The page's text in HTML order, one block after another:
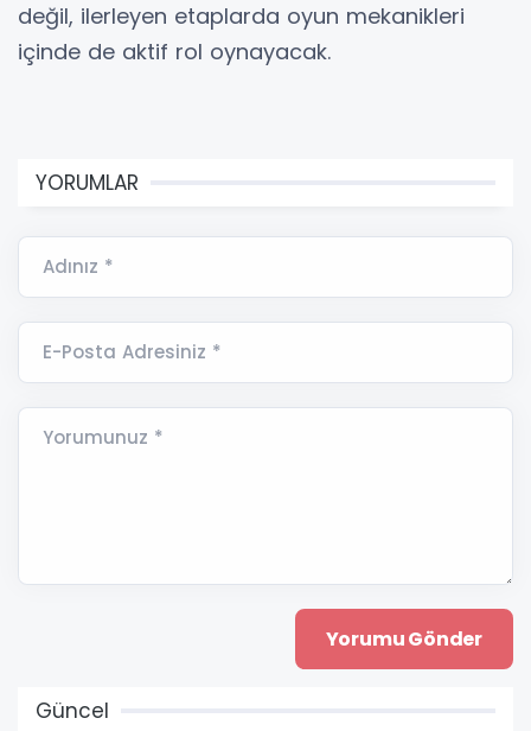
değil, ilerleyen etaplarda oyun mekanikleri
içinde de aktif rol oynayacak.
YORUMLAR
Adınız *
E-Posta Adresiniz *
Yorumunuz *
Güncel